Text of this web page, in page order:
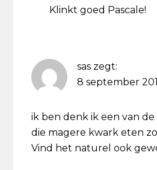
Klinkt goed Pascale!
sas zegt:
8 september
ik ben denk ik een van
die magere kwark eten
Vind het naturel ook